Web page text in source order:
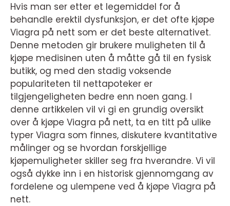
Hvis man ser etter et legemiddel for å
behandle erektil dysfunksjon, er det ofte kjøpe
Viagra på nett som er det beste alternativet.
Denne metoden gir brukere muligheten til å
kjøpe medisinen uten å måtte gå til en fysisk
butikk, og med den stadig voksende
populariteten til nettapoteker er
tilgjengeligheten bedre enn noen gang. I
denne artikkelen vil vi gi en grundig oversikt
over å kjøpe Viagra på nett, ta en titt på ulike
typer Viagra som finnes, diskutere kvantitative
målinger og se hvordan forskjellige
kjøpemuligheter skiller seg fra hverandre. Vi vil
også dykke inn i en historisk gjennomgang av
fordelene og ulempene ved å kjøpe Viagra på
nett.